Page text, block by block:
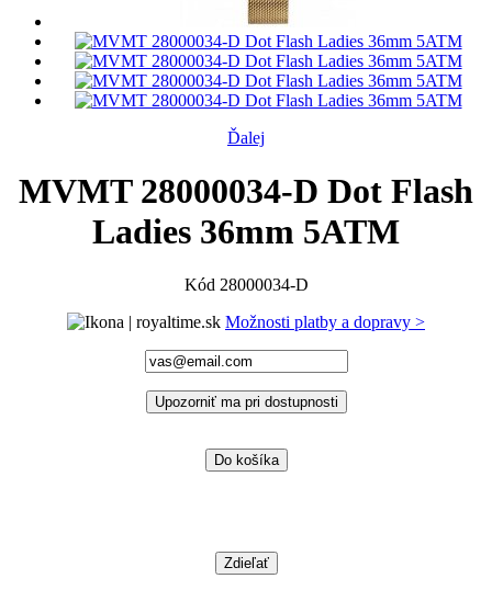
Ďalej
MVMT 28000034-D Dot Flash
Ladies 36mm 5ATM
Kód 28000034-D
Možnosti platby a dopravy >
Upozorniť ma pri dostupnosti
Do košíka
Zdieľať